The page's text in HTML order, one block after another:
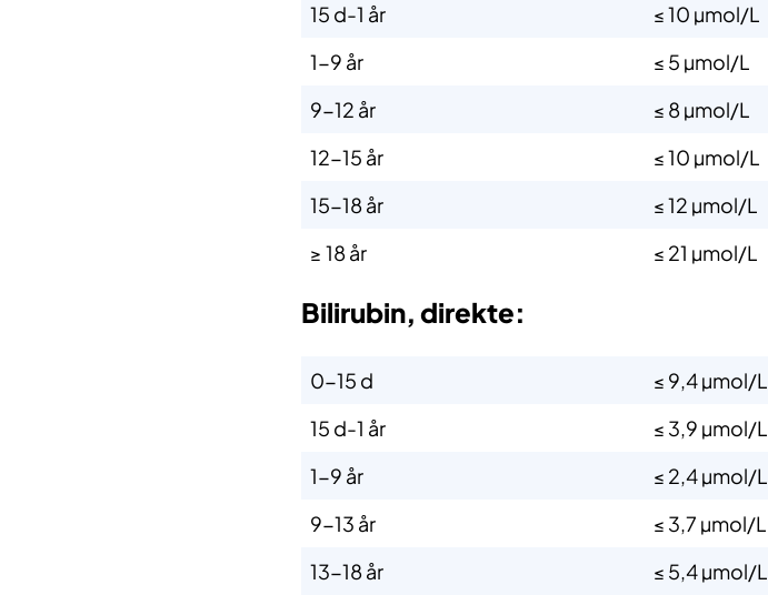
15 d-1 år
≤ 10 µmol/L
1-9 år
≤ 5 µmol/L
9-12 år
≤ 8 µmol/L
12-15 år
≤ 10 µmol/L
15-18 år
≤ 12 µmol/L
≥ 18 år
≤ 21 µmol/L
Bilirubin, direkte:
0-15 d
≤ 9,4 µmol/L
15 d-1 år
≤ 3,9 µmol/L
1-9 år
≤ 2,4 µmol/L
9-13 år
≤ 3,7 µmol/L
13-18 år
≤ 5,4 µmol/L